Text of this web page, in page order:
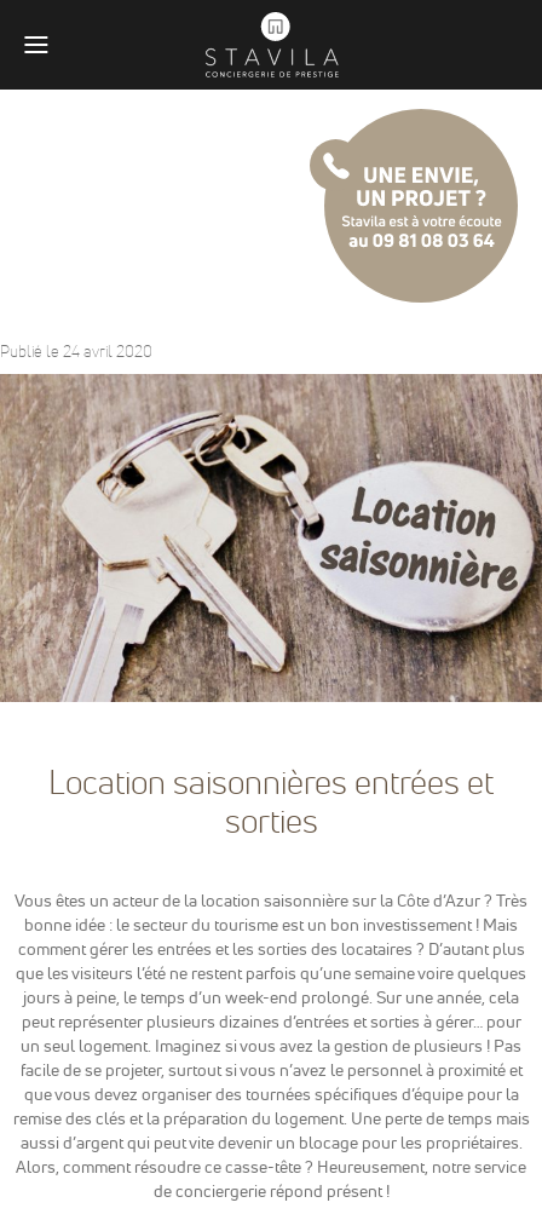
Professionnels comment
gérer les locations
saisonnières?
Publié le 24 avril 2020
Location saisonnières entrées et
sorties
Vous êtes un acteur de la location saisonnière sur la Côte d’Azur ? Très
bonne idée : le secteur du tourisme est un bon investissement ! Mais
comment gérer les entrées et les sorties des locataires ? D’autant plus
que les visiteurs l’été ne restent parfois qu’une semaine voire quelques
jours à peine, le temps d’un week-end prolongé. Sur une année, cela
peut représenter plusieurs dizaines d’entrées et sorties à gérer… pour
un seul logement. Imaginez si vous avez la gestion de plusieurs ! Pas
facile de se projeter, surtout si vous n’avez le personnel à proximité et
que vous devez organiser des tournées spécifiques d’équipe pour la
remise des clés et la préparation du logement. Une perte de temps mais
aussi d’argent qui peut vite devenir un blocage pour les propriétaires.
Alors, comment résoudre ce casse-tête ? Heureusement, notre service
de conciergerie répond présent !
Obligatoires
Ces scripts
sont
nécessaires
pour pouvoir
naviguer sur
notre site
internet pour
permettre
notamment
cartographie
de notre
localisation
qu'aux
relation pour
nous
contacter.
Statistiques
Nous
utilisons
Google
Analytics
pour
mesurer
l'audience de
notre site